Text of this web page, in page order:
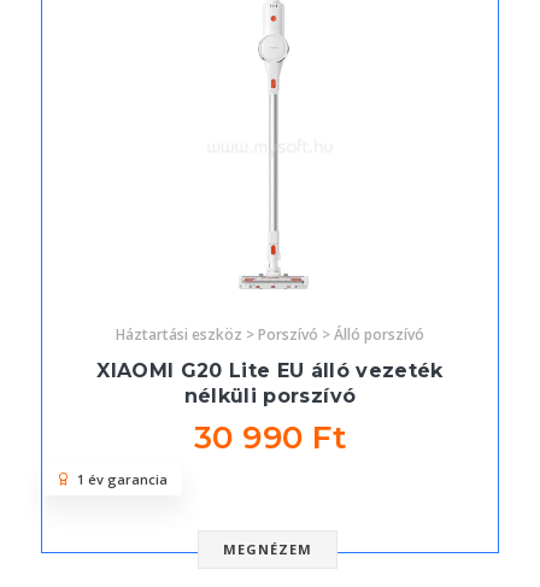
Háztartási eszköz > Porszívó > Álló porszívó
XIAOMI G20 Lite EU álló vezeték
nélküli porszívó
30 990 Ft
MEGNÉZEM
1 év garancia